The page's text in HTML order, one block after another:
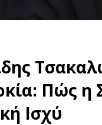
Πώς η
Ισχύ